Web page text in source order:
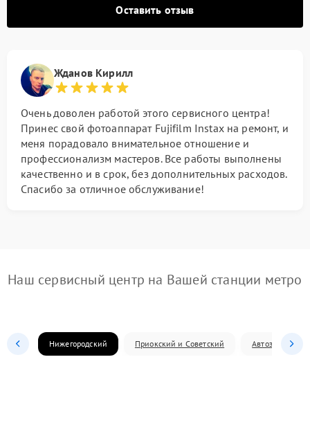
Оставить отзыв
Жданов Кирилл
Очень доволен работой этого сервисного центра!
Принес свой фотоаппарат Fujifilm Instax на ремонт, и
меня порадовало внимательное отношение и
профессионализм мастеров. Все работы выполнены
качественно и в срок, без дополнительных расходов.
Спасибо за отличное обслуживание!
Наш сервисный центр на Вашей станции метро
Нижегородский Приокский и Советский Автозаводский